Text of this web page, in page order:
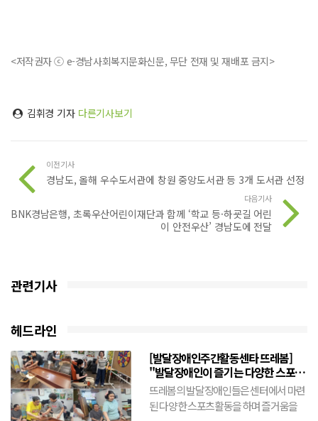
<저작권자 ⓒ e-경남사회복지문화신문, 무단 전재 및 재배포 금지>
김휘경 기자 다른기사보기
이전기사
경남도, 올해 우수도서관에 창원 중앙도서관 등 3개 도서관 선정
다음기사
BNK경남은행, 초록우산어린이재단과 함께 ‘학교 등·하굣길 어린
이 안전우산’ 경남도에 전달
관련기사
헤드라인
[발달장애인주간활동센타 뜨레봄]
"발달장애인이 즐기는 다양한 스포츠
활동"(8월5일)
뜨레봄의 발달장애인들은 센터에서 마련
된 다양한 스포츠활동을 하며 즐거움을